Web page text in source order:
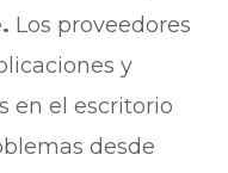
Los proveedores
y
en el escritorio
desde